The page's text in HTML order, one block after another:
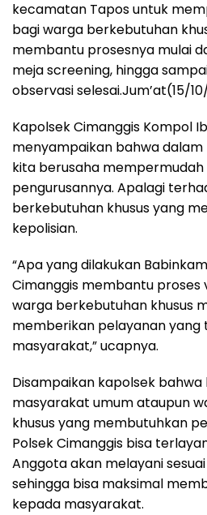
kecamatan Tapos untuk
bagi warga berkebutuhan
membantu prosesnya mulai
meja screening, hingga
observasi selesai.Jum’at(15/
Kapolsek Cimanggis Kompol
menyampaikan bahwa
kita berusaha
pengurusannya. Apalagi
berkebutuhan khusus yang
kepolisian.
“Apa yang dilakukan
Cimanggis membantu proses
warga berkebutuhan khusus
memberikan pelayanan yang
masyarakat,” ucapnya.
Disampaikan kapolsek
masyarakat umum ataupun
khusus yang membutuhkan
Polsek Cimanggis bisa
Anggota akan melayani
sehingga bisa maksimal
kepada masyarakat.